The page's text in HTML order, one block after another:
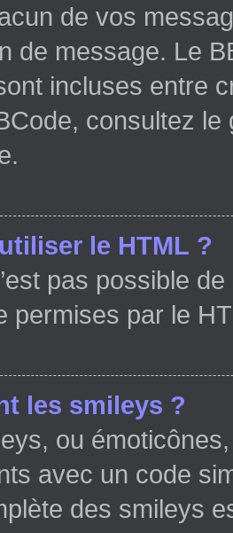
de vos
de message. Le
incluses entre
consultez
le HTML ?
pas possible
permises par le
les smileys ?
ou
avec un code
des smileys